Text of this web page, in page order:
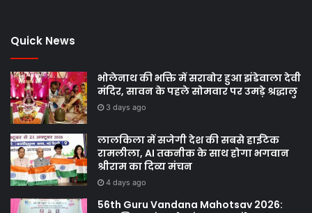
Quick News
भोलेनाथ की भक्ति में सराबोर हुआ झंडेवाला देवी
मंदिर, सावन के पहले सोमवार पर उमड़े श्रद्धालु
3 days ago
लालकिला में सजेगी देश की सबसे हाईटेक
रामलीला, AI तकनीक के साथ होगा भगवान
श्रीराम का दिव्य मंचन
4 days ago
56th Guru Vandana Mahotsav 2026: